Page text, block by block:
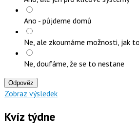
Ano - půjdeme domů
Ne, ale zkoumáme možnosti, jak
Ne, doufáme, že se to nestane
Odpověz
Zobraz výsledek
Kvíz týdne